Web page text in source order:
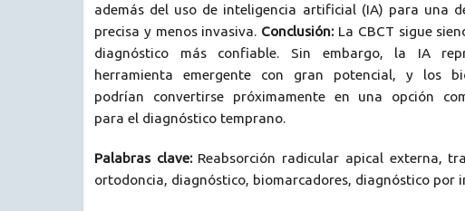
además del uso de inteligencia artificial (IA) para una
precisa y menos invasiva. Conclusión: La CBCT sigue
diagnóstico más confiable. Sin embargo, la IA
herramienta emergente con gran potencial, y los
podrían convertirse próximamente en una opción
para el diagnóstico temprano.
Palabras clave: Reabsorción radicular apical externa,
ortodoncia, diagnóstico, biomarcadores, diagnóstico por